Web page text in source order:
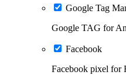
Google Tag
Google TAG for
Facebook
Facebook pixel for